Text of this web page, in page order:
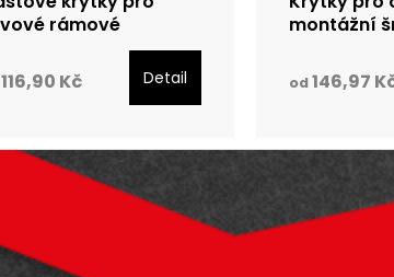
rámové
Kč Detail
montážní
TURBO-
hlavou
od146,97